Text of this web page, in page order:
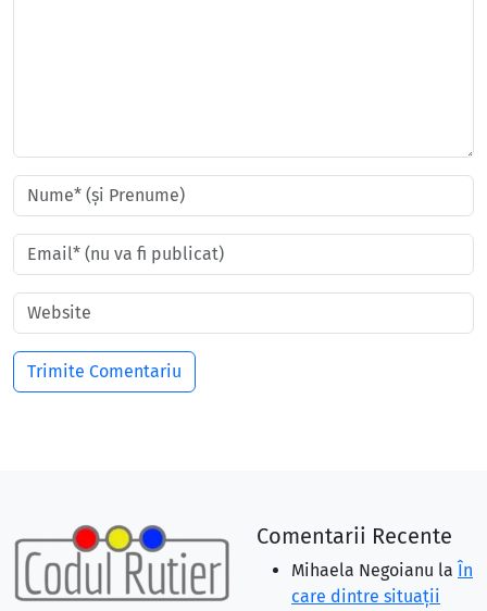
Comentarii Recente
Mihaela Negoianu la În
care dintre situaţii